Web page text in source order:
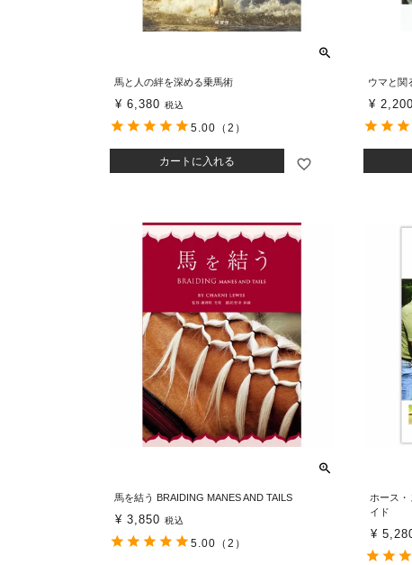
馬と人の絆を深める乗馬術
¥ 6,380 税込
カートに入れる
5.00 （2）
ウマと関
¥ 2,200
馬を結う BRAIDING MANES AND TAILS
¥ 3,850 税込
5.00 （2）
ホース
イド
¥